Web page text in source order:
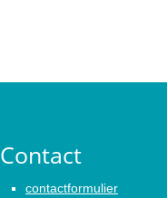
Contact
contactformulier